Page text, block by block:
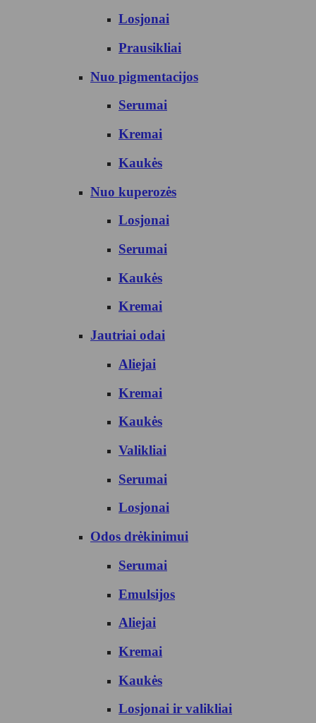
Losjonai
Prausikliai
Nuo pigmentacijos
Serumai
Kremai
Kaukės
Nuo kuperozės
Losjonai
Serumai
Kaukės
Kremai
Jautriai odai
Aliejai
Kremai
Kaukės
Valikliai
Serumai
Losjonai
Odos drėkinimui
Serumai
Emulsijos
Aliejai
Kremai
Kaukės
Losjonai ir valikliai